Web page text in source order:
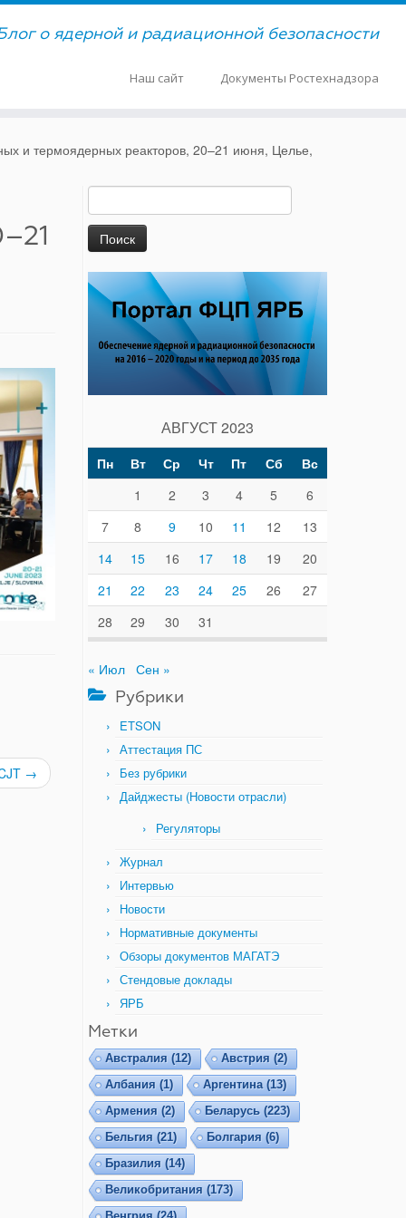
о ядерной и радиационной безопасности
Наш сайт Документы Ростехнадзора
и термоядерных реакторов, 20–21 июня, Целье,
→
АВГУСТ 2023
Пн Вт Ср Чт Пт Сб
Вс
1
2 3 4 5
6
7
8 9 10 11 12
13
14
15 16 17 18 19
20
21
22 23 24 25 26
27
28
29 30 31
« Июл Сен »
Рубрики
ETSON
Аттестация ПС
Без рубрики
Дайджесты (Новости отрасли)
Регуляторы
Журнал
Интервью
Новости
Нормативные документы
Обзоры документов МАГАТЭ
Стендовые доклады
ЯРБ
Метки
Австралия (12) Австрия (2)
Албания (1) Аргентина (13)
Армения (2) Беларусь (223)
Бельгия (21) Болгария (6)
Бразилия (14)
Великобритания (173)